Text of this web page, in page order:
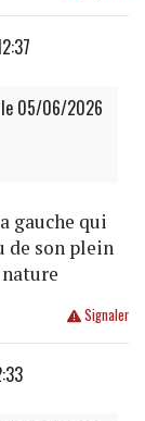
le 05/06/2026
gauche qui
de son plein
Signaler